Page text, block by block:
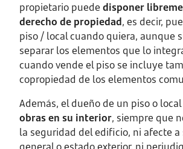
propietario puede disponer
derecho de propiedad, es decir,
piso / local cuando quiera, aunque
separar los elementos que lo
cuando vende el piso se incluye
copropiedad de los elementos
Además, el dueño de un piso o
obras en su interior, siempre que
la seguridad del edificio, ni afecte